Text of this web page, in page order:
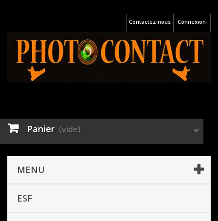
Connexion
Contactez-nous
Panier (vide)
MENU
ESF